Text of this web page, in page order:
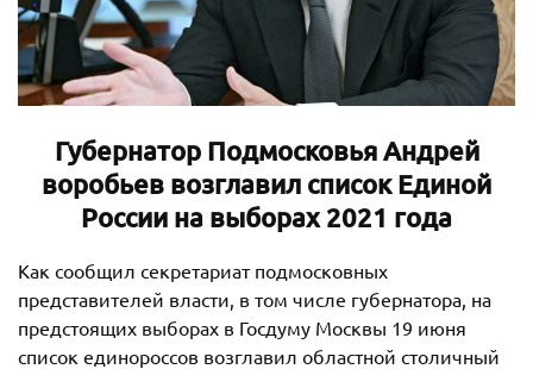
Губернатор Подмосковья Андрей
воробьев возглавил список Единой
России на выборах 2021 года
Как сообщил секретариат подмосковных
представителей власти, в том числе губернатора, на
предстоящих выборах в Госдуму Москвы 19 июня
список единороссов возглавил областной столичный